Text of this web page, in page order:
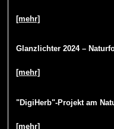
[mehr]
Glanzlichter 2024 –
[mehr]
"DigiHerb"-Projekt am
[mehr]